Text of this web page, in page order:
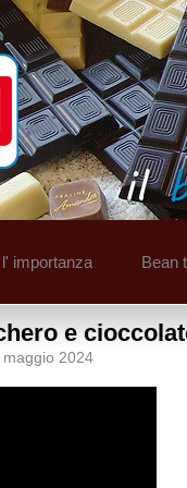
importanza Bean
e
2024